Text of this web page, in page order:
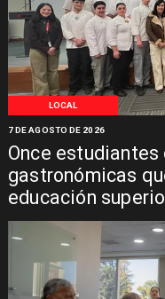
LOCAL
Once
gastronómicas
educación
7 DE AGOSTO DE 2026